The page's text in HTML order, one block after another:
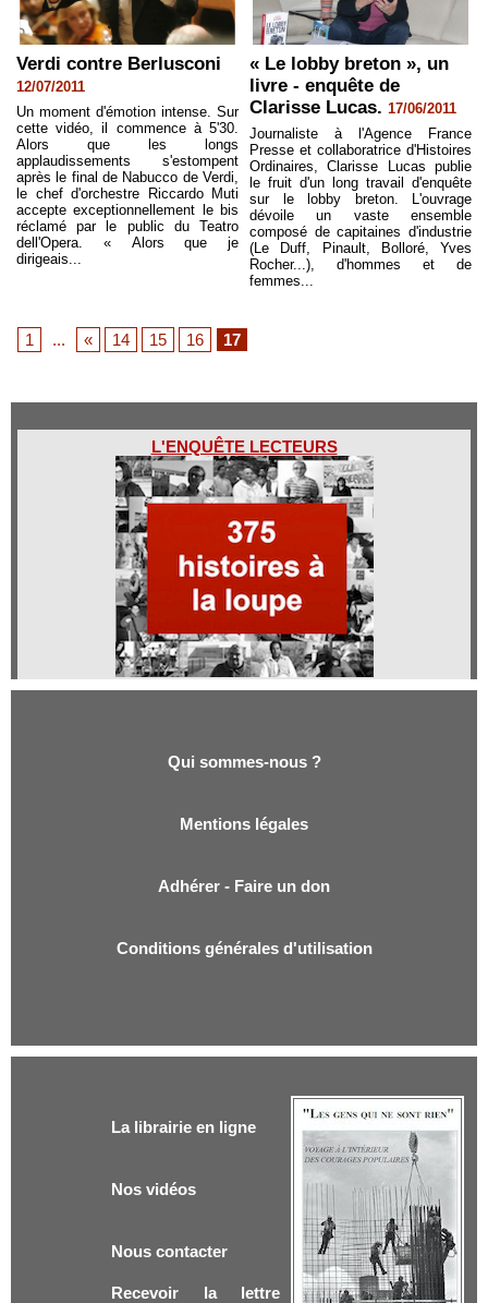
Verdi contre Berlusconi
12/07/2011
Un moment d'émotion intense. Sur
cette vidéo, il commence à 5'30.
Alors que les longs
applaudissements s'estompent
après le final de Nabucco de Verdi,
le chef d'orchestre Riccardo Muti
accepte exceptionnellement le bis
réclamé par le public du Teatro
dell'Opera. « Alors que je
dirigeais...
« Le lobby breton », un
livre - enquête de
Clarisse Lucas. 17/06/2011
Journaliste à l'Agence France
Presse et collaboratrice d'Histoires
Ordinaires, Clarisse Lucas publie
le fruit d'un long travail d'enquête
sur le lobby breton. L'ouvrage
dévoile un vaste ensemble
composé de capitaines d'industrie
(Le Duff, Pinault, Bolloré, Yves
Rocher...), d'hommes et de
femmes...
1 ... « 14 15 16 17
L'ENQUÊTE LECTEURS
Qui sommes-nous ?
Mentions légales
Adhérer - Faire un don
Conditions générales d'utilisation
La librairie en ligne
Nos vidéos
Nous contacter
Recevoir la lettre